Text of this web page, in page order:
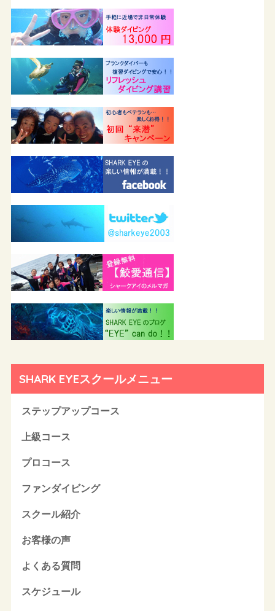
SHARK EYEスクールメニュー
ステップアップコース
上級コース
プロコース
ファンダイビング
スクール紹介
お客様の声
よくある質問
スケジュール